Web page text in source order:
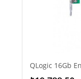
QLogic 16Gb